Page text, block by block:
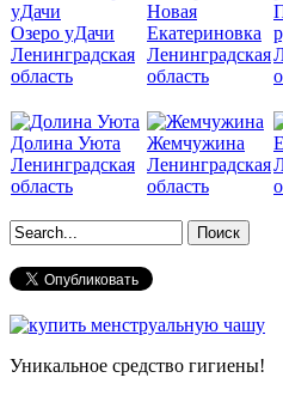
Озеро уДачи
Ленинградская
область
Новая
Екатериновка
Ленинградская
область
Долина Уюта
Ленинградская
область
Жемчужина
Ленинградская
область
Форма поиска
Уникальное средство гигиены!